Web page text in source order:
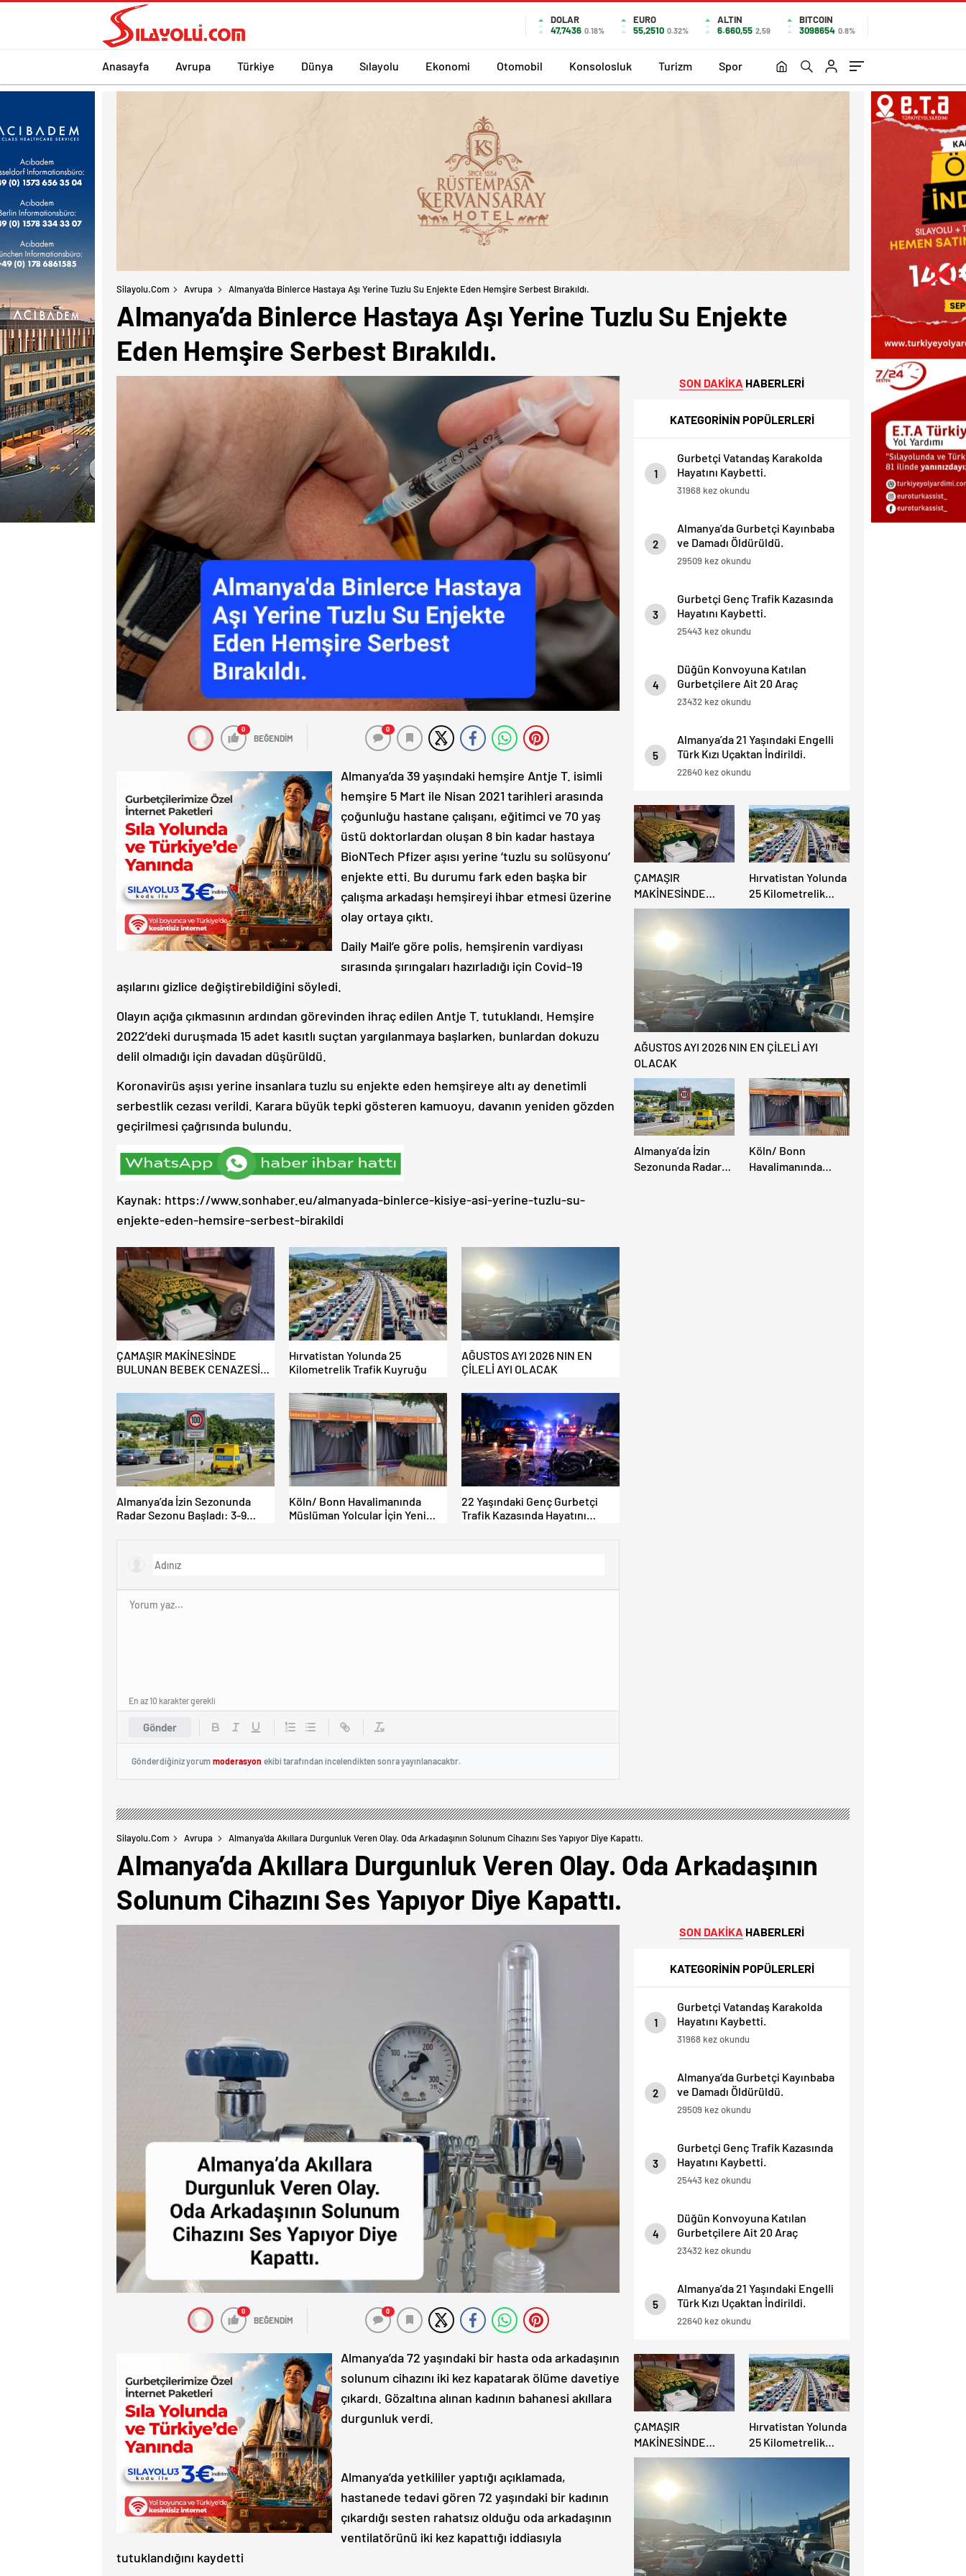
DOLAR
47,7436 0.18%
EURO
55,2510 0.32%
ALTIN
6.660,55 2,59
BITCOIN
3098654 0.8%
Anasayfa Avrupa Türkiye Dünya Sılayolu Ekonomi Otomobil Konsolosluk Turizm Spor
Silayolu.com Avrupa Almanya’da Binlerce Hastaya Aşı Yerine Tuzlu Su Enjekte Eden Hemşire Serbest Bırakıldı.
Almanya’da Binlerce Hastaya Aşı Yerine Tuzlu Su Enjekte
Eden Hemşire Serbest Bırakıldı.
0
BEĞENDİM
0
Almanya’da 39 yaşındaki hemşire Antje T. isimli
hemşire 5 Mart ile Nisan 2021 tarihleri arasında
çoğunluğu hastane çalışanı, eğitimci ve 70 yaş
üstü doktorlardan oluşan 8 bin kadar hastaya
BioNTech Pfizer aşısı yerine ‘tuzlu su solüsyonu’
enjekte etti. Bu durumu fark eden başka bir
çalışma arkadaşı hemşireyi ihbar etmesi üzerine
olay ortaya çıktı.
Daily Mail’e göre polis, hemşirenin vardiyası
sırasında şırıngaları hazırladığı için Covid-19
aşılarını gizlice değiştirebildiğini söyledi.
Olayın açığa çıkmasının ardından görevinden ihraç edilen Antje T. tutuklandı. Hemşire
2022’deki duruşmada 15 adet kasıtlı suçtan yargılanmaya başlarken, bunlardan dokuzu
delil olmadığı için davadan düşürüldü.
Koronavirüs aşısı yerine insanlara tuzlu su enjekte eden hemşireye altı ay denetimli
serbestlik cezası verildi. Karara büyük tepki gösteren kamuoyu, davanın yeniden gözden
geçirilmesi çağrısında bulundu.
Kaynak: https://www.sonhaber.eu/almanyada-binlerce-kisiye-asi-yerine-tuzlu-su-
enjekte-eden-hemsire-serbest-birakildi
ÇAMAŞIR MAKİNESİNDE
BULUNAN BEBEK CENAZESİ
Hırvatistan Yolunda 25
Kilometrelik Trafik Kuyruğu
AĞUSTOS AYI 2026 NIN EN
ÇİLELİ AYI OLACAK
Almanya’da İzin Sezonunda
Radar Sezonu Başladı: 3-9
Köln/ Bonn Havalimanında
Müslüman Yolcular İçin Yeni
22 Yaşındaki Genç Gurbetçi
Trafik Kazasında Hayatını
Gönder
En az 10 karakter gerekli
Gönderdiğiniz yorum moderasyon ekibi tarafından incelendikten sonra yayınlanacaktır.
SON DAKİKA HABERLERİ
KATEGORİNİN POPÜLERLERİ
1
Gurbetçi Vatandaş Karakolda
Hayatını Kaybetti.
31968 kez okundu
2
Almanya’da Gurbetçi Kayınbaba
ve Damadı Öldürüldü.
29509 kez okundu
3
Gurbetçi Genç Trafik Kazasında
Hayatını Kaybetti.
25443 kez okundu
4
Düğün Konvoyuna Katılan
Gurbetçilere Ait 20 Araç
Trafikten Men Edildi.
23432 kez okundu
5
Almanya’da 21 Yaşındaki Engelli
Türk Kızı Uçaktan İndirildi.
Detaylar Haberde.
22640 kez okundu
ÇAMAŞIR
MAKİNESİNDE
BULUNAN BEBEK
CENAZESİ ŞOK ETTİ
Hırvatistan Yolunda
25 Kilometrelik
Trafik Kuyruğu
AĞUSTOS AYI 2026 NIN EN ÇİLELİ AYI
OLACAK
Almanya’da İzin
Sezonunda Radar
Köln/ Bonn
Havalimanında
Silayolu.com Avrupa Almanya’da Akıllara Durgunluk Veren Olay. Oda Arkadaşının Solunum Cihazını Ses Yapıyor Diye Kapattı.
Almanya’da Akıllara Durgunluk Veren Olay. Oda Arkadaşının
Solunum Cihazını Ses Yapıyor Diye Kapattı.
0
BEĞENDİM
0
Almanya’da 72 yaşındaki bir hasta oda arkadaşının
solunum cihazını iki kez kapatarak ölüme davetiye
çıkardı. Gözaltına alınan kadının bahanesi akıllara
durgunluk verdi.
Almanya’da yetkililer yaptığı açıklamada,
hastanede tedavi gören 72 yaşındaki bir kadının
çıkardığı sesten rahatsız olduğu oda arkadaşının
ventilatörünü iki kez kapattığı iddiasıyla
tutuklandığını kaydetti
SON DAKİKA HABERLERİ
KATEGORİNİN POPÜLERLERİ
1
Gurbetçi Vatandaş Karakolda
Hayatını Kaybetti.
31968 kez okundu
2
Almanya’da Gurbetçi Kayınbaba
ve Damadı Öldürüldü.
29509 kez okundu
3
Gurbetçi Genç Trafik Kazasında
Hayatını Kaybetti.
25443 kez okundu
4
Düğün Konvoyuna Katılan
Gurbetçilere Ait 20 Araç
Trafikten Men Edildi.
23432 kez okundu
5
Almanya’da 21 Yaşındaki Engelli
Türk Kızı Uçaktan İndirildi.
Detaylar Haberde.
22640 kez okundu
ÇAMAŞIR
MAKİNESİNDE
BULUNAN BEBEK
CENAZESİ ŞOK ETTİ
Hırvatistan Yolunda
25 Kilometrelik
Trafik Kuyruğu